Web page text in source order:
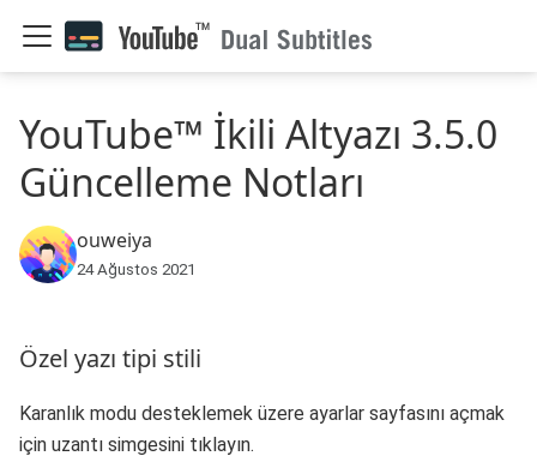
YouTube™ İkili Altyazı 3.5.0
Güncelleme Notları
ouweiya
24 Ağustos 2021
Özel yazı tipi stili
Karanlık modu desteklemek üzere ayarlar sayfasını açmak
için uzantı simgesini tıklayın.